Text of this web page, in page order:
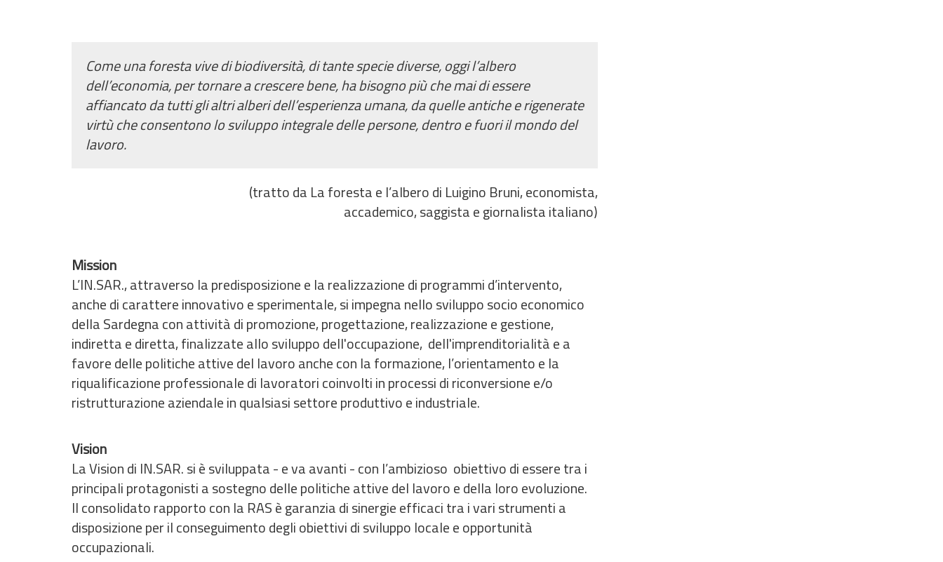
Come una foresta vive di biodiversità, di tante specie diverse, oggi l’albero
dell’economia, per tornare a crescere bene, ha bisogno più che mai di essere
affiancato da tutti gli altri alberi dell’esperienza umana, da quelle antiche e rigenerate
virtù che consentono lo sviluppo integrale delle persone, dentro e fuori il mondo del
lavoro.
(tratto da La foresta e l’albero di Luigino Bruni, economista,
accademico, saggista e giornalista italiano)
Mission
L’IN.SAR., attraverso la predisposizione e la realizzazione di programmi d’intervento,
anche di carattere innovativo e sperimentale, si impegna nello sviluppo socio economico
della Sardegna con attività di promozione, progettazione, realizzazione e gestione,
indiretta e diretta, finalizzate allo sviluppo dell'occupazione, dell'imprenditorialità e a
favore delle politiche attive del lavoro anche con la formazione, l’orientamento e la
riqualificazione professionale di lavoratori coinvolti in processi di riconversione e/o
ristrutturazione aziendale in qualsiasi settore produttivo e industriale.
Vision
La Vision di IN.SAR. si è sviluppata - e va avanti - con l’ambizioso obiettivo di essere tra i
principali protagonisti a sostegno delle politiche attive del lavoro e della loro evoluzione.
Il consolidato rapporto con la RAS è garanzia di sinergie efficaci tra i vari strumenti a
disposizione per il conseguimento degli obiettivi di sviluppo locale e opportunità
occupazionali.